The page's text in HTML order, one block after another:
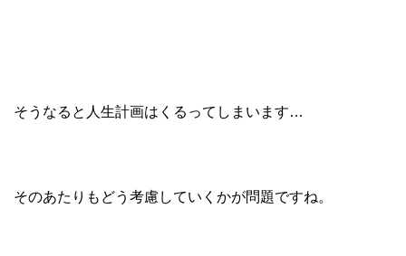
そうなると人生計画はくるってしまいます…
そのあたりもどう考慮していくかが問題ですね。